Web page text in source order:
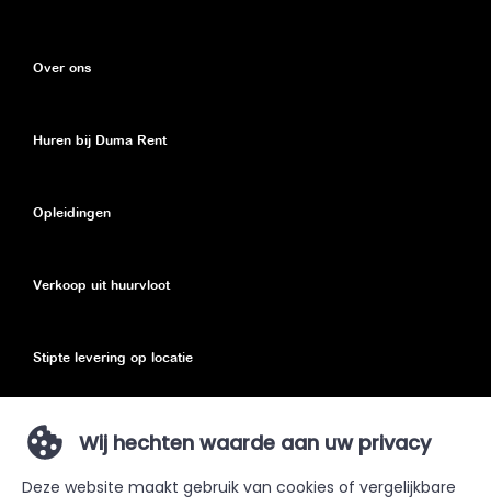
Over ons
Huren bij Duma Rent
Opleidingen
Verkoop uit huurvloot
Stipte levering op locatie
Eco toeslagWij hechten waarde aan uw privacy
Deze website maakt gebruik van cookies of vergelijkbare